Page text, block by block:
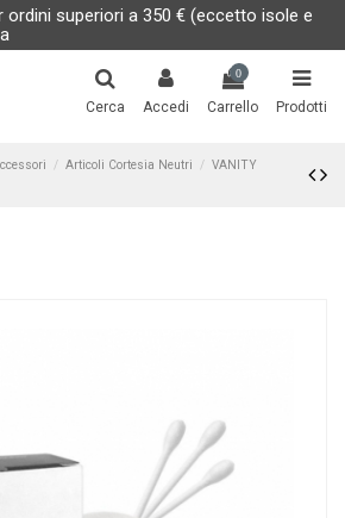
ordini superiori a 350 € (eccetto isole e
Cerca Accedi
0
Carrello Prodotti
Articoli Cortesia Neutri
VANITY